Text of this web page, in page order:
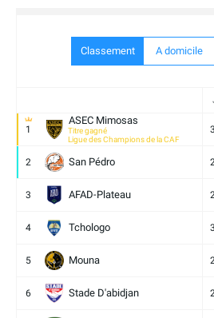
Classement A domicile
1
ASEC Mimosas
Titre gagné
Ligue des Champions de la CAF
2 San Pédro
3 AFAD-Plateau
4 Tchologo
5 Mouna
6 Stade D'abidjan